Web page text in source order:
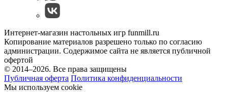
Интернет-магазин настольных игр funmill.ru
Копирование материалов разрешено только по согласию
администрации. Содержимое сайта не является публичной
офертой
© 2014–2026. Все права защищены
Публичная оферта Политика конфиденциальности
Мы используем cookie